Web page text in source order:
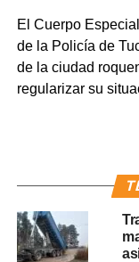
El Cuerpo
de la Policía de
de la ciudad
regularizar su